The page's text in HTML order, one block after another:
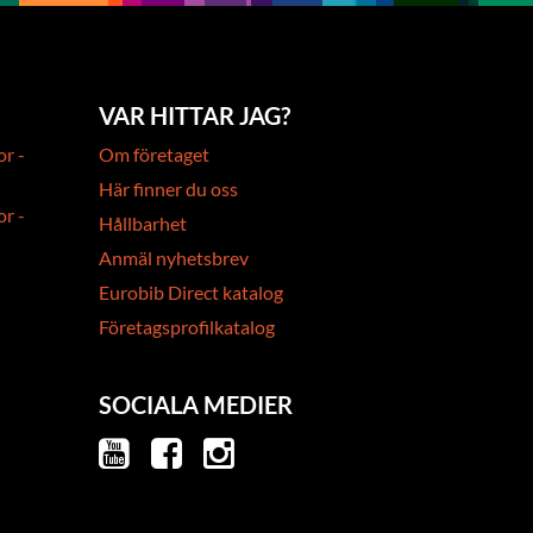
-
-
VAR HITTAR JAG?
Om företaget
Här finner du oss
Hållbarhet
Anmäl nyhetsbrev
Eurobib Direct katalog
Företagsprofilkatalog
SOCIALA MEDIER